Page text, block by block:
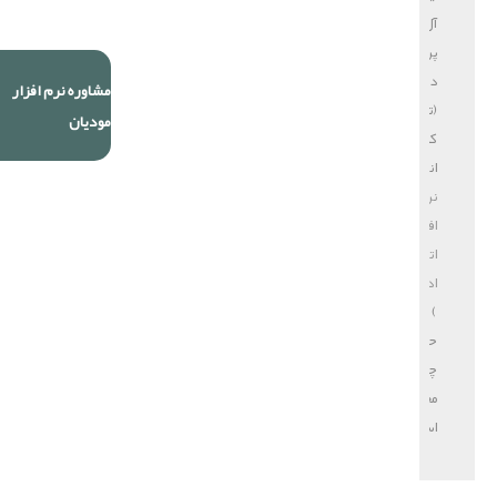
مشاوره نرم افزار
مودیان
آل
پردازش
دایا
(تولید
کننده
انواع
نرم
افزار
اتوماسیون
اداری
)
حق
چاپ
محفوظ
است